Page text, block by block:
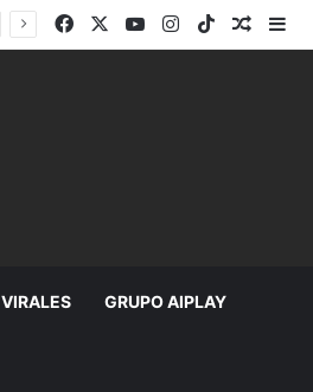
FacebookYouTubeInstagram
TikTok
VIRALES GRUPO AIPLAY